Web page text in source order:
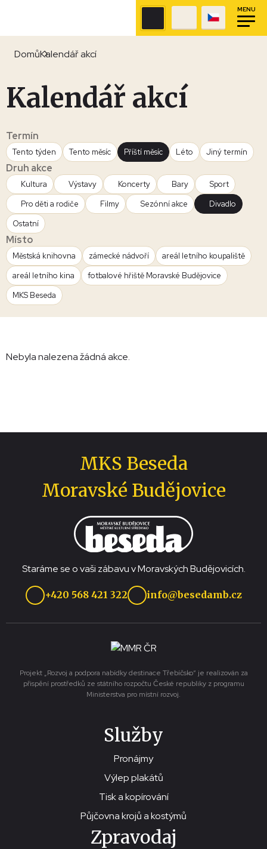
MENU
DomůKalendář akcí
Kalendář akcí
Termín
Tento týden Tento měsíc Příští měsíc Léto Jiný termín
Druh akce
Kultura Výstavy Koncerty Bary
Sport
Pro děti a rodiče
Filmy Sezónní akce
Divadlo
Ostatní
Místo
Městská knihovna zámecké nádvoří
areál letního koupaliště
areál letního kina
fotbalové hřiště Moravské Budějovice
MKS Beseda
Nebyla nalezena žádná akce.
MKS Beseda
Moravské Budějovice
Staráme se o vaši zábavu v Moravských Budějovicích.
+420 568 421 322 info@besedamb.cz
Projekt „Rozvoj a podpora nabídky destinace Třebíčsko“ je realizován za
přispění prostředků ze státního rozpočtu České republiky z programu
Ministerstva pro místní rozvoj.
Služby
Pronájmy
Výlep plakátů
Tisk a kopírování
Půjčovna krojů a kostýmů
Zpravodaj